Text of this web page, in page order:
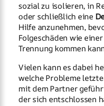
sozial zu isolieren, in
oder schließlich eine
Hilfe anzunehmen,
Folgeschäden wie
Trennung kommen
Vielen kann es dabei
welche Probleme
mit dem Partner
der sich entschlossen